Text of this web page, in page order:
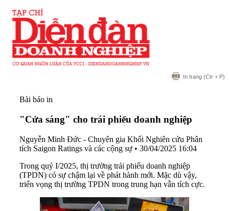
In trang (Ctr + P)
Bài báo in
"Cửa sáng" cho trái phiếu doanh nghiệp
Nguyễn Minh Đức - Chuyên gia Khối Nghiên cứu Phân
tích Saigon Ratings và các cộng sự • 30/04/2025 16:04
Trong quý I/2025, thị trường trái phiếu doanh nghiệp
(TPDN) có sự chậm lại về phát hành mới. Mặc dù vậy,
triển vọng thị trường TPDN trong trung hạn vẫn tích cực.